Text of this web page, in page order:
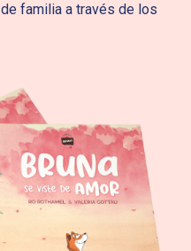
familia a través de los